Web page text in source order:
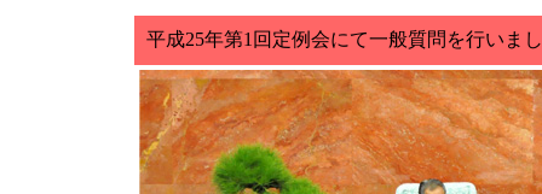
平成25年第1回定例会にて一般質問を行いま